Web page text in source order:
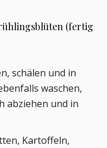
(fertig
schälen und in
waschen,
abziehen und in
Kartoffeln,